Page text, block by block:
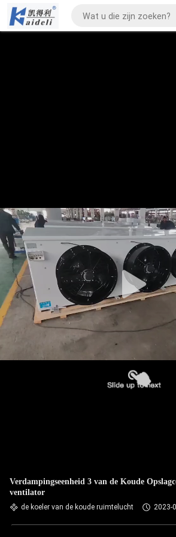
Verdampingseenheid 3 van de Koude
ventilator
de koeler van de koude ruimtelucht 2023-